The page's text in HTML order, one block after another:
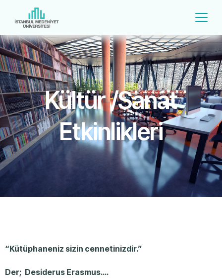
Kültür /Sanat
Etkinlikleri
“Kütüphaneniz sizin cennetinizdir.”
Der; Desiderus Erasmus….